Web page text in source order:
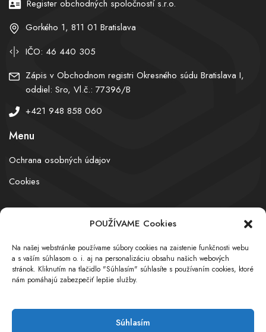
POUŽÍVAME Cookies
Na našej webstránke používame súbory cookies na zaistenie funkčnosti webu
a s vaším súhlasom o. i. aj na personalizáciu obsahu našich webových
stránok. Kliknutím na tlačidlo "Súhlasím" súhlasíte s používaním cookies, ktoré
nám pomáhajú zabezpečiť lepšie služby.
Súhlasím
Register obchodných spoločností s.r.o.
Gorkého 1, 811 01 Bratislava
IČO: 46 440 305
Zápis v Obchodnom registri Okresného súdu Bratislava I,
oddiel: Sro, Vl.č.: 77396/B
+421 948 858 060
Menu
Ochrana osobných údajov
Cookies